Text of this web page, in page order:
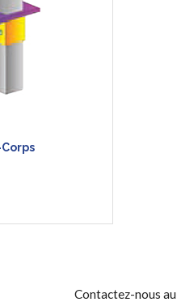
Contactez-nous au